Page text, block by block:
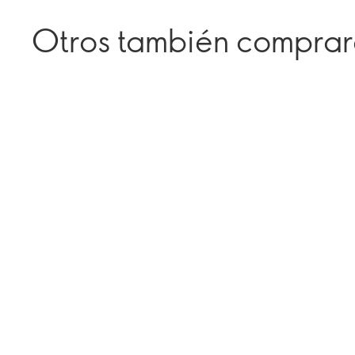
Otros también